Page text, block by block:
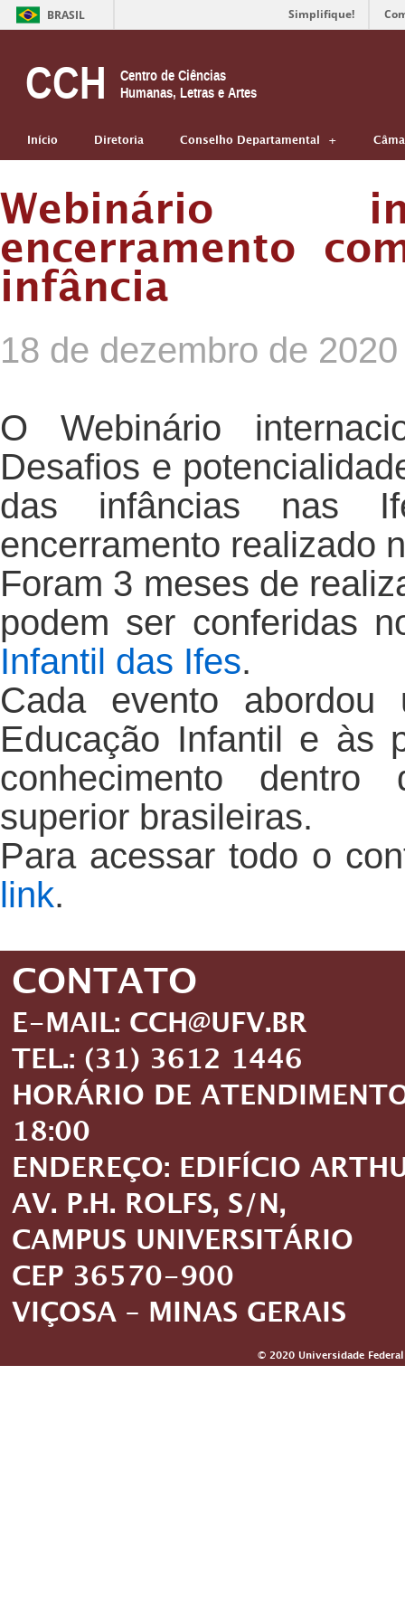
BRASIL Simplifique!
CCH
Centro de Ciências
Humanas, Letras e Artes
Início Diretoria Conselho Departamental
Webinário
encerramento
infância
18 de dezembro de 2020
O Webinário
Desafios e
das infâncias nas
encerramento realizado
Foram 3 meses de
podem ser conferidas
Infantil das Ifes.
Cada evento abordou
Educação Infantil e às
conhecimento
superior brasileiras.
Para acessar todo o
link.
CONTATO
E-MAIL: CCH@UFV.BR
TEL.: (31) 3612 1446
HORÁRIO DE
18:00
ENDEREÇO: EDIFÍCIO
AV. P.H. ROLFS, S/N,
CAMPUS UNIVERSITÁRIO
CEP 36570-900
VIÇOSA – MINAS GERAIS
© 2020 Universidade